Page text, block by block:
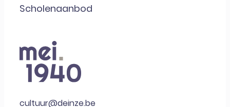
Scholenaanbod
cultuur@deinze.be